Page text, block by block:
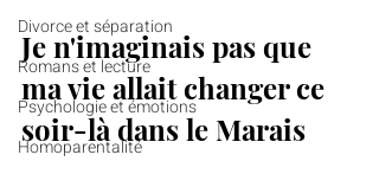
Divorce et séparation
Romans et lecture
Psychologie et émotions
Homoparentalité
Je n'imaginais pas que
ma vie allait changer ce
soir-là dans le Marais